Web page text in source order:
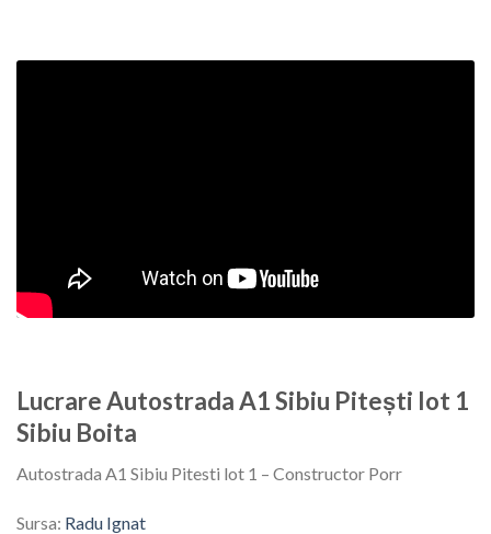
Lucrare Autostrada A1 Sibiu Pitești lot 1
Sibiu Boita
Autostrada A1 Sibiu Pitesti lot 1 – Constructor Porr
Sursa: Radu Ignat